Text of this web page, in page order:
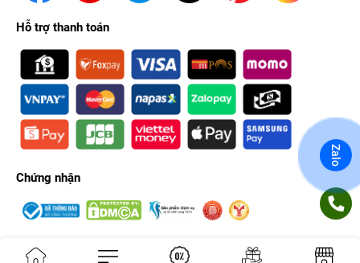
Hỗ trợ thanh toán
Chứng nhận
Zalo